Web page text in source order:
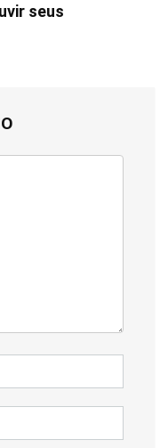
seus